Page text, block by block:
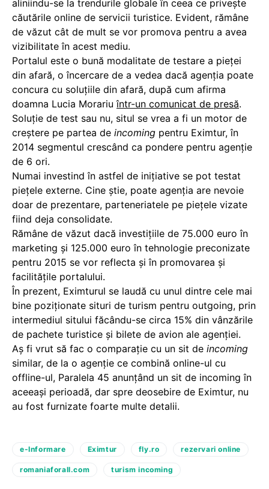
aliniindu-se la trendurile globale în ceea ce privește
căutările online de servicii turistice. Evident, rămâne
de văzut cât de mult se vor promova pentru a avea
vizibilitate în acest mediu.
Portalul este o bună modalitate de testare a pieței
din afară, o încercare de a vedea dacă agenția poate
concura cu soluțiile din afară, după cum afirma
doamna Lucia Morariuîntr-un comunicat de presă.
Soluție de test sau nu, situl se vrea a fi un motor de
creștere pe partea de incoming pentru Eximtur, în
2014 segmentul crescând ca pondere pentru agenție
de 6 ori.
Numai investind în astfel de inițiative se pot testat
piețele externe. Cine știe, poate agenția are nevoie
doar de prezentare, parteneriatele pe piețele vizate
fiind deja consolidate.
Rămâne de văzut dacă investițiile de 75.000 euro în
marketing și 125.000 euro în tehnologie preconizate
pentru 2015 se vor reflecta și în promovarea și
facilitățile portalului.
În prezent, Eximturul se laudă cu unul dintre cele mai
bine poziționate situri de turism pentru outgoing, prin
intermediul sitului făcându-se circa 15% din vânzările
de pachete turistice şi bilete de avion ale agenţiei.
Aș fi vrut să fac o comparație cu un sit de incoming
similar, de la o agenție ce combină online-ul cu
offline-ul, Paralela 45 anunțând un sit de incoming în
aceeași perioadă, dar spre deosebire de Eximtur, nu
au fost furnizate foarte multe detalii.
e-Informare Eximtur fly.ro rezervari online
romaniaforall.com turism incoming